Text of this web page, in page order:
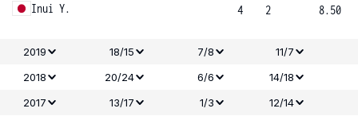
Inui Y.
4
2
8.50
2019 18/15 7/8
11/7
2018
20/24 6/6
14/18
2017
13/17 1/3
12/14